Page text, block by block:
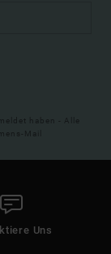
haben - Alle
Mail
Uns